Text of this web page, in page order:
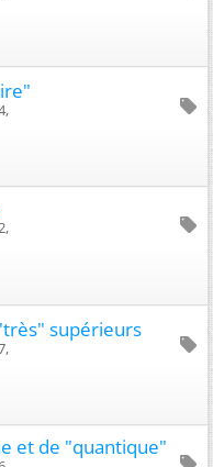
supérieurs
et de "quantique"